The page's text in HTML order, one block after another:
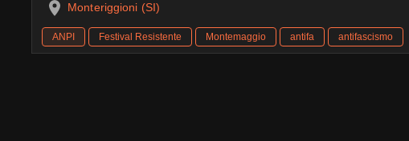
Monteriggioni (SI)
ANPI Festival Resistente Montemaggio antifa antifascismo